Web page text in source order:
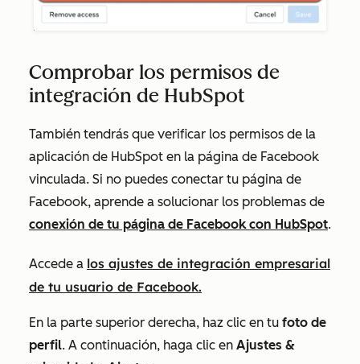
Comprobar los permisos de
integración de HubSpot
También tendrás que verificar los permisos de la
aplicación de HubSpot en la página de Facebook
vinculada. Si no puedes conectar tu página de
Facebook, aprende a solucionar los problemas de
conexión de tu página de Facebook con HubSpot.
Accede a los ajustes de integración empresarial
de tu usuario de Facebook.
En la parte superior derecha, haz clic en tu foto de
perfil. A continuación, haga clic en Ajustes &